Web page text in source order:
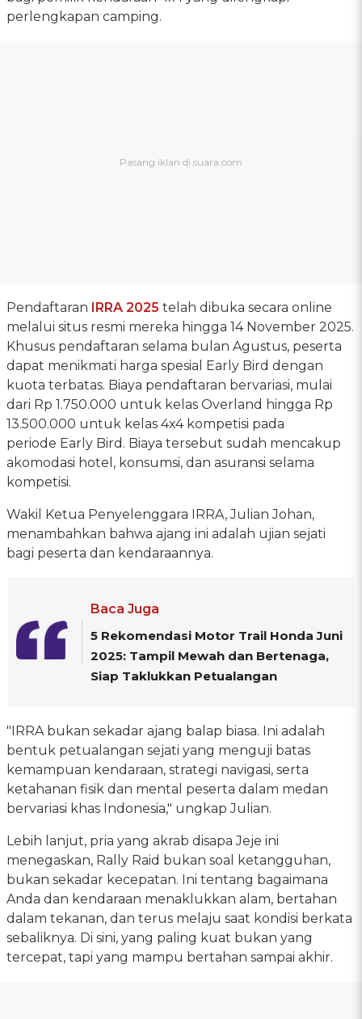
perlengkapan camping.
Pendaftaran IRRA 2025 telah dibuka secara online
melalui situs resmi mereka hingga 14 November 2025.
Khusus pendaftaran selama bulan Agustus, peserta
dapat menikmati harga spesial Early Bird dengan
kuota terbatas. Biaya pendaftaran bervariasi, mulai
dari Rp 1.750.000 untuk kelas Overland hingga Rp
13.500.000 untuk kelas 4x4 kompetisi pada
periode Early Bird. Biaya tersebut sudah mencakup
akomodasi hotel, konsumsi, dan asuransi selama
kompetisi.
Wakil Ketua Penyelenggara IRRA, Julian Johan,
menambahkan bahwa ajang ini adalah ujian sejati
bagi peserta dan kendaraannya.
Baca Juga
5 Rekomendasi Motor Trail Honda Juni
2025: Tampil Mewah dan Bertenaga,
Siap Taklukkan Petualangan
"IRRA bukan sekadar ajang balap biasa. Ini adalah
bentuk petualangan sejati yang menguji batas
kemampuan kendaraan, strategi navigasi, serta
ketahanan fisik dan mental peserta dalam medan
bervariasi khas Indonesia," ungkap Julian.
Lebih lanjut, pria yang akrab disapa Jeje ini
menegaskan, Rally Raid bukan soal ketangguhan,
bukan sekadar kecepatan. Ini tentang bagaimana
Anda dan kendaraan menaklukkan alam, bertahan
dalam tekanan, dan terus melaju saat kondisi berkata
sebaliknya. Di sini, yang paling kuat bukan yang
tercepat, tapi yang mampu bertahan sampai akhir.